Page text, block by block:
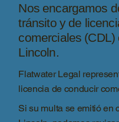
Nos encargamos
tránsito y de
comerciales
Lincoln.
Flatwater Legal
licencia de conducir
Si su multa se emitió en